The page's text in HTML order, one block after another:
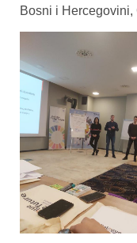
Bosni i